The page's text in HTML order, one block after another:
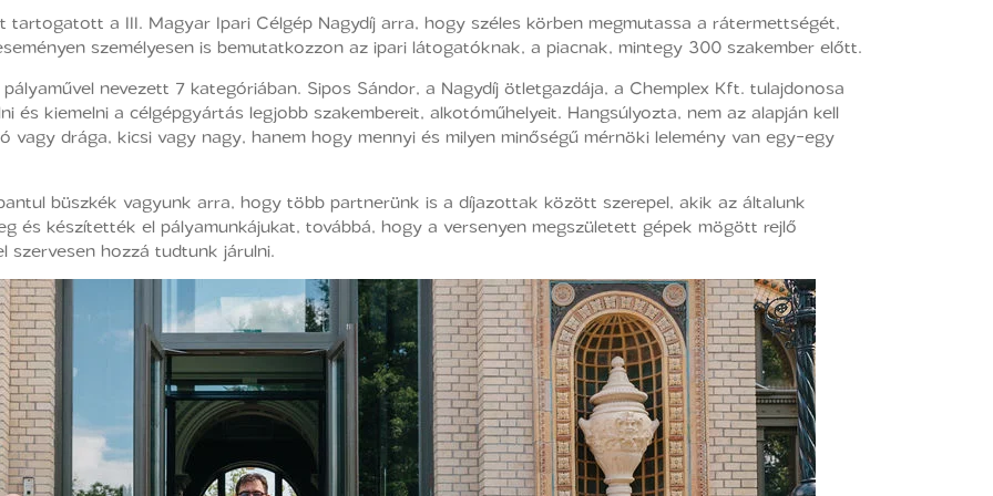
a III. Magyar Ipari Célgép Nagydíj arra, hogy széles körben megmutassa a rátermettségét,
személyesen is bemutatkozzon az ipari látogatóknak, a piacnak, mintegy 300 szakember előtt.
nevezett 7 kategóriában. Sipos Sándor, a Nagydíj ötletgazdája, a Chemplex Kft. tulajdonosa
és kiemelni a célgépgyártás legjobb szakembereit, alkotóműhelyeit. Hangsúlyozta, nem az alapján kell
vagy drága, kicsi vagy nagy, hanem hogy mennyi és milyen minőségű mérnöki lelemény van egy-egy
büszkék vagyunk arra, hogy több partnerünk is a díjazottak között szerepel, akik az általunk
és készítették el pályamunkájukat, továbbá, hogy a versenyen megszületett gépek mögött rejlő
szervesen hozzá tudtunk járulni.